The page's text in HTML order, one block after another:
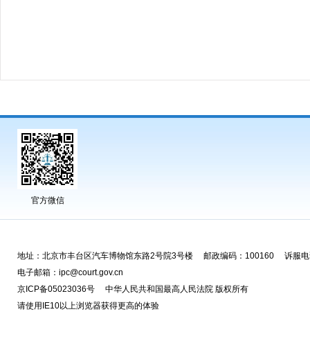
官方微信
地址：北京市丰台区汽车博物馆东路2号院3号楼 邮政编码：100160 诉服
电子邮箱：ipc@court.gov.cn
京ICP备05023036号 中华人民共和国最高人民法院 版权所有
请使用IE10以上浏览器获得更高的体验